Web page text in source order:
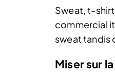
Sweat, t-
commercial
sweat tandis
Miser sur